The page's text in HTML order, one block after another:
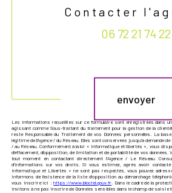
Contacter
06 72 21 74 22
envoyer
Les informations recueillies sur ce formulaire sont enregistrées dans
agissant comme Sous-traitant du traitement pour la gestion de la
reste Responsable du Traitement de vos Données personnelles. La
légitime de l'Agence / du Réseau. Elles sont conservées jusqu'à demande
/ au Réseau. Conformément à la loi « informatique et libertés », vous
d’effacement, d’opposition, de limitation et de portabilité de vos
tout moment en contactant directement l’Agence / Le Réseau.
d’informations sur vos droits. Si vous estimez, après avoir
Informatique et Libertés » ne sont pas respectés, vous pouvez
informons de l’existence de la liste d'opposition au démarchage
vous inscrire ici :https://www.bloctel.gouv.fr. Dans le cadre de la
invitons à ne pas inscrire de Données sensibles dans le champ de saisie